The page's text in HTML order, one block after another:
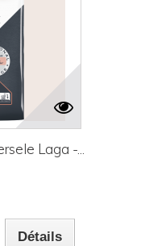
Laga -...
Détails